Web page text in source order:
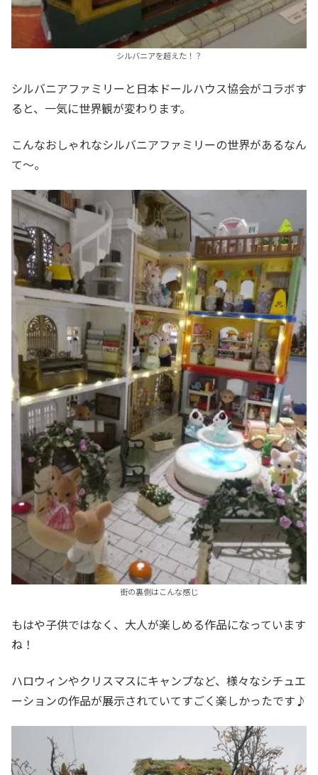
シルバニアを超えた！？
シルバニアファミリーと日本ドールハウス協会がコラボす
ると、一気に世界観が変わります。
こんなおしゃれなシルバニアファミリーの世界があるなん
て～。
街の裏側はこんな感じ
もはや子供ではなく、大人が楽しめる作品になっています
ね！
ハロウィンやクリスマスにキャンプなど、様々なシチュエ
ーションの作品が展示されていてすごく楽しかったです♪